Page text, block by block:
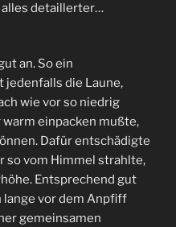
alles detaillerter…
an. So ein
die Laune,
wie vor so niedrig
einpacken mußte,
Dafür entschädigte
so vom Himmel strahlte,
Entsprechend gut
lange vor dem Anpfiff
gemeinsamen